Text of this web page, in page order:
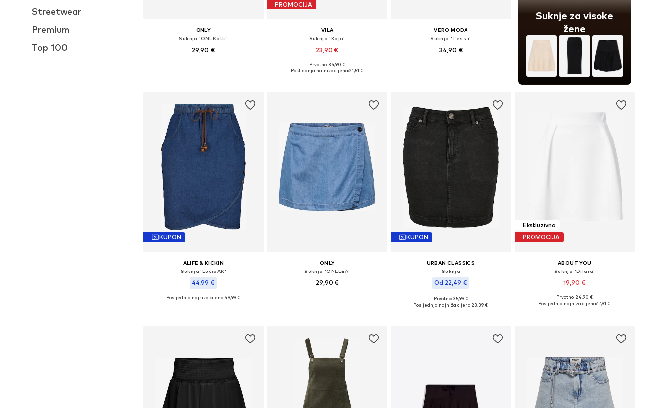
Streetwear
Premium
Top 100
ONLY
Suknja 'ONLKatti'
29,90 €
PROMOCIJA
VILA
Suknja 'Kaja'
23,90 €
+ 1
Dostupne veličine: 34, 36, 38, 40, 42, 44
Prvotno: 34,90 €
Posljednja najniža cijena:21,51 €
VERO MODA
Suknja 'Tessa'
34,90 €
Suknje za visoke
žene
KUPON
ALIFE & KICKIN
Suknja 'LuciaAK'
44,99 €
Dostupne veličine: 34, 36, 38, 40, 42
Posljednja najniža cijena:49,99 €
ONLY
Suknja 'ONLLEA'
29,90 €
KUPON
URBAN CLASSICS
Suknja
Od 22,49 €
Dostupno u više veličina
Prvotno: 35,99 €
Posljednja najniža cijena:23,39 €
Ekskluzivno
PROMOCIJA
ABOUT YOU
Suknja 'Dilara'
19,90 €
Dostupne veličine: 34, 36, 38, 40, 42, 44
Prvotno: 24,90 €
Posljednja najniža cijena:17,91 €